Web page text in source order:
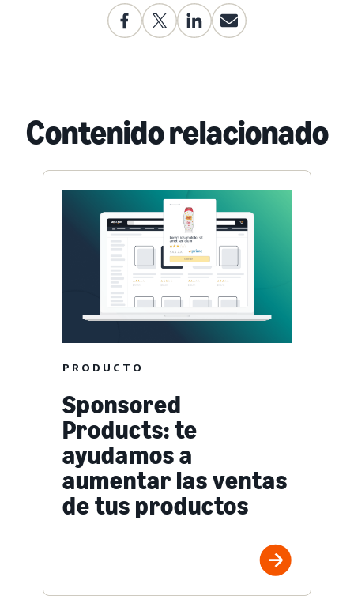
Contenido relacionado
PRODUCTO
Sponsored
Products: te
ayudamos a
aumentar las ventas
de tus productos